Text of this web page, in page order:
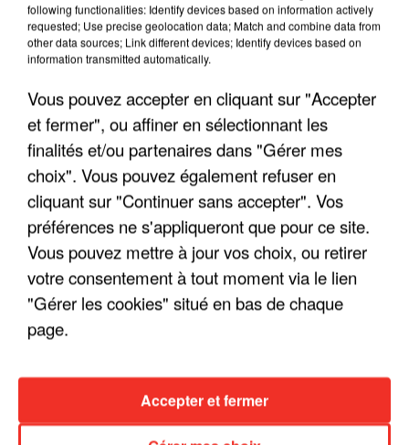
LES INTERVIEWS CHANTE
FRANCE
Voir plus
following functionalities: Identify devices based on information actively
requested; Use precise geolocation data; Match and combine data from
other data sources; Link different devices; Identify devices based on
information transmitted automatically.
Vous pouvez accepter en cliquant sur "Accepter
et fermer", ou affiner en sélectionnant les
finalités et/ou partenaires dans "Gérer mes
choix". Vous pouvez également refuser en
cliquant sur "Continuer sans accepter". Vos
préférences ne s'appliqueront que pour ce site.
Vous pouvez mettre à jour vos choix, ou retirer
votre consentement à tout moment via le lien
"Gérer les cookies" situé en bas de chaque
page.
Accepter et fermer